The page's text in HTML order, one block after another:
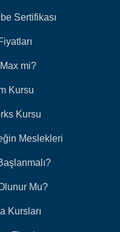
Sertifikası
mi?
Kursu
Kursu
Meslekleri
Mu?
Kursları